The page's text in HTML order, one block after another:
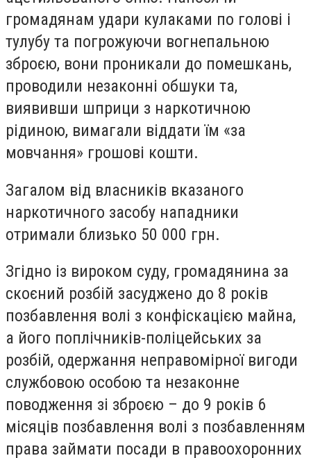
громадянам удари кулаками по голові і
тулубу та погрожуючи вогнепальною
зброєю, вони проникали до помешкань,
проводили незаконні обшуки та,
виявивши шприци з наркотичною
рідиною, вимагали віддати їм «за
мовчання» грошові кошти.
Загалом від власників вказаного
наркотичного засобу нападники
отримали близько 50 000 грн.
Згідно із вироком суду, громадянина за
скоєний розбій засуджено до 8 років
позбавлення волі з конфіскацією майна,
а його поплічників-поліцейських за
розбій, одержання неправомірної вигоди
службовою особою та незаконне
поводження зі зброєю – до 9 років 6
місяців позбавлення волі з позбавленням
права займати посади в правоохоронних